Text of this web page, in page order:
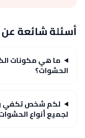
أسئلة شائعة
ما هي مكونات
الحشوات؟
لكم شخص تكفي
لجميع أنواع